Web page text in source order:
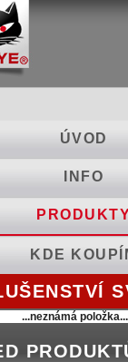
ÚVOD
INFO
KDE
...neznámá položka...